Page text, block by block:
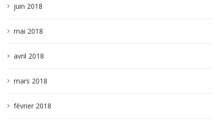
juin 2018
mai 2018
avril 2018
mars 2018
février 2018